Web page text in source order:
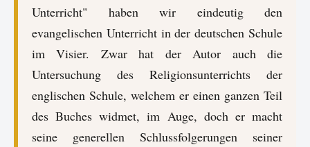
Unterricht" haben wir eindeutig den
evangelischen Unterricht in der deutschen Schule
im Visier. Zwar hat der Autor auch die
Untersuchung des Religionsunterrichts der
englischen Schule, welchem er einen ganzen Teil
des Buches widmet, im Auge, doch er macht
seine generellen Schlussfolgerungen seiner